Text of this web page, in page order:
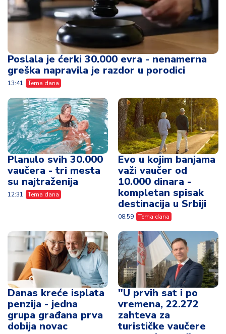
Poslala je ćerki 30.000 evra - nenamerna
greška napravila je razdor u porodici
13:41 Tema dana
Planulo svih 30.000
vaučera - tri mesta
su najtraženija
12:31 Tema dana
Evo u kojim banjama
važi vaučer od
10.000 dinara -
kompletan spisak
destinacija u Srbiji
08:59 Tema dana
Danas kreće isplata
penzija - jedna
grupa građana prva
dobija novac
"U prvih sat i po
vremena, 22.272
zahteva za
turističke vaučere